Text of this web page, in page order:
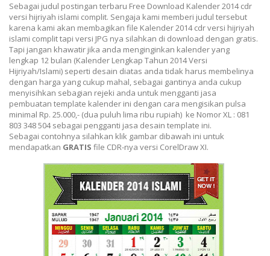
Sebagai judul postingan terbaru Free Download Kalender 2014 cdr
versi hijriyah islami complit. Sengaja kami memberi judul tersebut
karena kami akan membagikan file Kalender 2014 cdr versi hijriyah
islami complit tapi versi JPG nya silahkan di download dengan gratis.
Tapi jangan khawatir jika anda menginginkan kalender yang
lengkap 12 bulan (Kalender Lengkap Tahun 2014 Versi
Hijriyah/Islami) seperti desain diatas anda tidak harus membelinya
dengan harga yang cukup mahal, sebagai gantinya anda cukup
menyisihkan sebagian rejeki anda untuk mengganti jasa
pembuatan template kalender ini dengan cara mengisikan pulsa
minimal Rp. 25.000,- (dua puluh lima ribu rupiah) ke Nomor XL : 081
803 348 504 sebagai pengganti jasa desain template ini.
Sebagai contohnya silahkan klik gambar dibawah ini untuk
mendapatkan GRATIS file CDR-nya versi CorelDraw XI.